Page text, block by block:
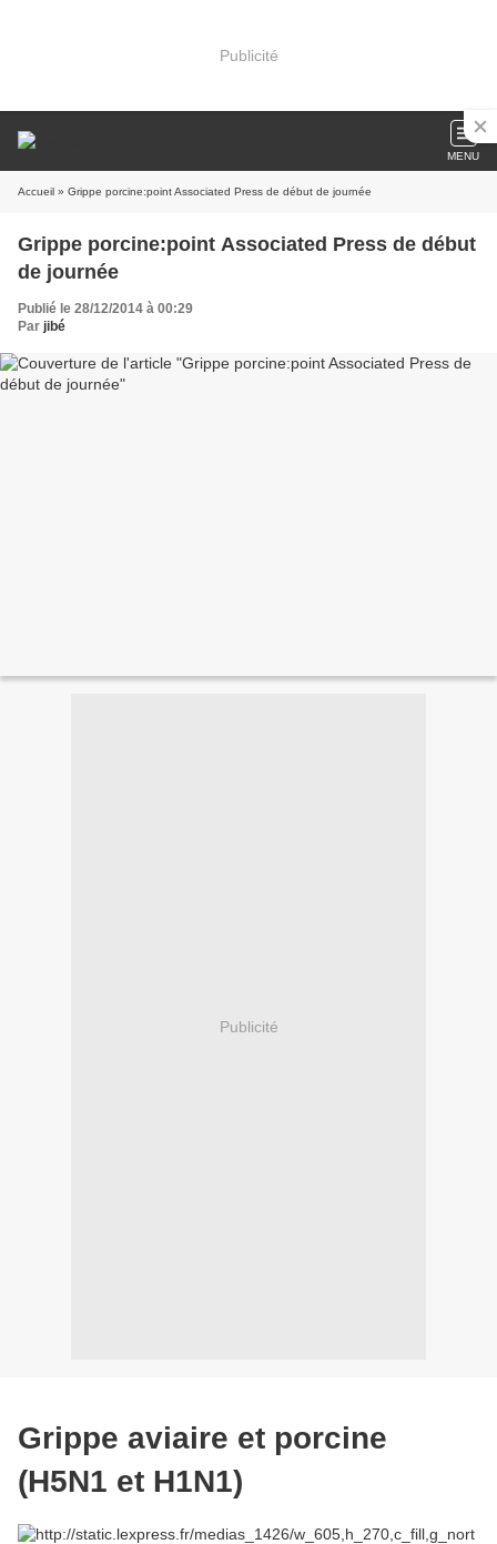
Publicité
MENU
Accueil » Grippe porcine:point Associated Press de début de journée
Grippe porcine:point Associated Press de début
de journée
Publié le 28/12/2014 à 00:29
Par jibé
Publicité
Grippe aviaire et porcine
(H5N1 et H1N1)